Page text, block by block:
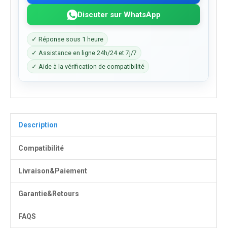
Discuter sur WhatsApp
✓ Réponse sous 1 heure
✓ Assistance en ligne 24h/24 et 7j/7
✓ Aide à la vérification de compatibilité
Description
Compatibilité
Livraison&Paiement
Garantie&Retours
FAQS